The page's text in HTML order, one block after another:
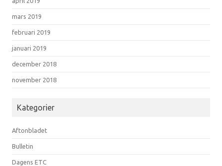
mars 2019
februari 2019
januari 2019
december 2018
november 2018
Kategorier
Aftonbladet
Bulletin
Dagens ETC